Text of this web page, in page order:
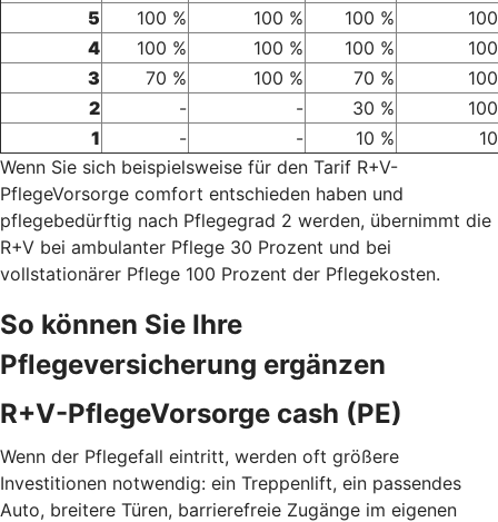
5
100 % 100 % 100 %
4
100 % 100 % 100 %
3
70 % 100 % 70 %
2
- - 30 %
1
- - 10 %
Wenn Sie sich beispielsweise für den Tarif R+V-
PflegeVorsorge comfort entschieden haben und
pflegebedürftig nach Pflegegrad 2 werden, übernimmt die
R+V bei ambulanter Pflege 30 Prozent und bei
vollstationärer Pflege 100 Prozent der Pflegekosten.
So können Sie Ihre
Pflegeversicherung ergänzen
R+V-PflegeVorsorge cash (PE)
Wenn der Pflegefall eintritt, werden oft größere
Investitionen notwendig: ein Treppenlift, ein passendes
Auto, breitere Türen, barrierefreie Zugänge im eigenen